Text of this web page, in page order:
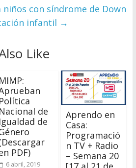
niños con síndrome de Down
infantil →
Like
MIMP:
Política
Nacional de
Igualdad de
PDF)
6 abril, 2019
Aprendo en
Casa:
Programació
n TV + Radio
– Semana 20